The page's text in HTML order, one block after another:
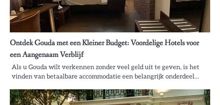
Ontdek Gouda met een Kleiner Budget: Voordelige Hotels voor
een Aangenaam Verblijf
Als u Gouda wilt verkennen zonder veel geld uit te geven, is het
vinden van betaalbare accommodatie een belangrijk onderdeel…